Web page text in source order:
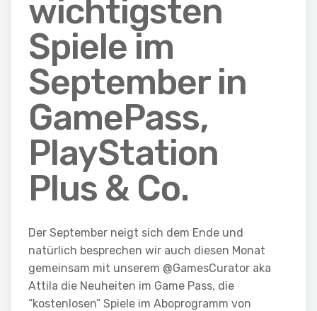
wichtigsten
Spiele im
September in
GamePass,
PlayStation
Plus & Co.
Der September neigt sich dem Ende und
natürlich besprechen wir auch diesen Monat
gemeinsam mit unserem @GamesCurator aka
Attila die Neuheiten im Game Pass, die
“kostenlosen” Spiele im Aboprogramm von